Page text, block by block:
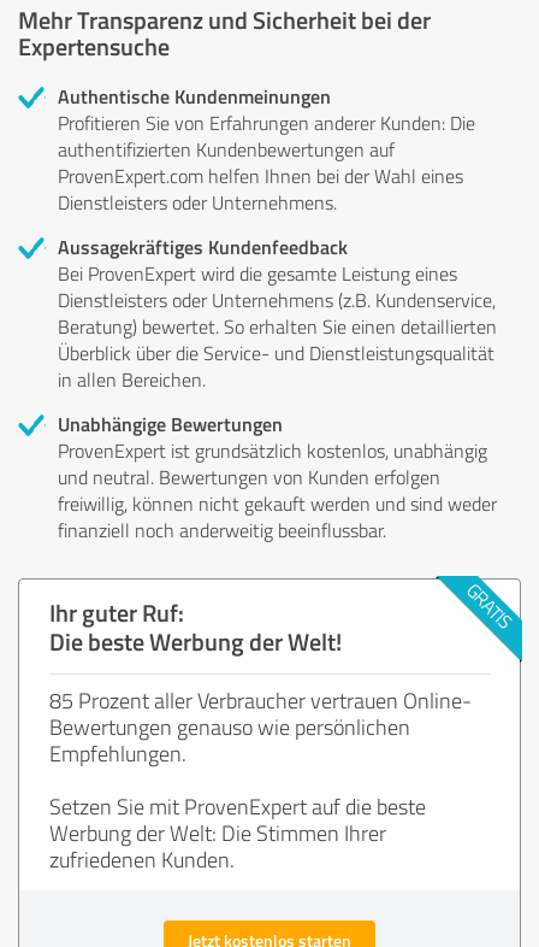
Mehr Transparenz und Sicherheit bei der
Expertensuche
Authentische Kundenmeinungen
Profitieren Sie von Erfahrungen anderer Kunden: Die
authentifizierten Kundenbewertungen auf
ProvenExpert.com helfen Ihnen bei der Wahl eines
Dienstleisters oder Unternehmens.
Aussagekräftiges Kundenfeedback
Bei ProvenExpert wird die gesamte Leistung eines
Dienstleisters oder Unternehmens (z.B. Kundenservice,
Beratung) bewertet. So erhalten Sie einen detaillierten
Überblick über die Service- und Dienstleistungsqualität
in allen Bereichen.
Unabhängige Bewertungen
ProvenExpert ist grundsätzlich kostenlos, unabhängig
und neutral. Bewertungen von Kunden erfolgen
freiwillig, können nicht gekauft werden und sind weder
finanziell noch anderweitig beeinflussbar.
Ihr guter Ruf:
Die beste Werbung der Welt!
85 Prozent aller Verbraucher vertrauen Online-
Bewertungen genauso wie persönlichen
Empfehlungen.
Setzen Sie mit ProvenExpert auf die beste
Werbung der Welt: Die Stimmen Ihrer
zufriedenen Kunden.
Jetzt kostenlos starten